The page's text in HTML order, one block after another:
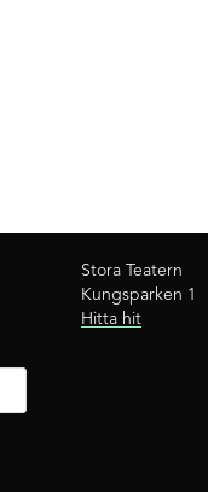
Stora Teatern
Kungsparken 1
Hitta hit